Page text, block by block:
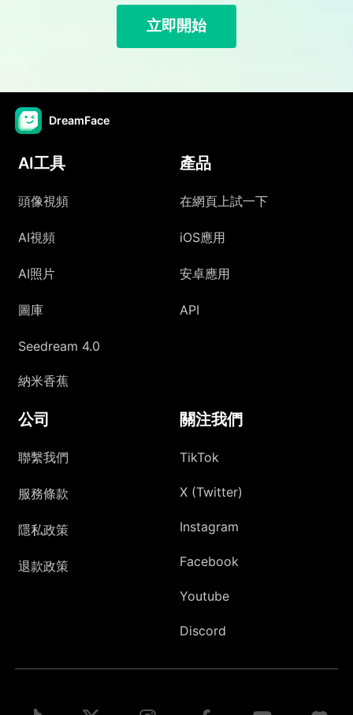
立即開始
DreamFace
AI工具
頭像視頻
AI視頻
AI照片
圖庫
Seedream 4.0
納米香蕉
產品
在網頁上試一下
iOS應用
安卓應用
API
公司
聯繫我們
服務條款
隱私政策
退款政策
關注我們
TikTok
X (Twitter)
Instagram
Facebook
Youtube
Discord